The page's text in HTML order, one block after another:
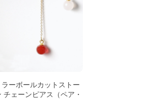
ラーボールカットストー
チェーンピアス（ペア・